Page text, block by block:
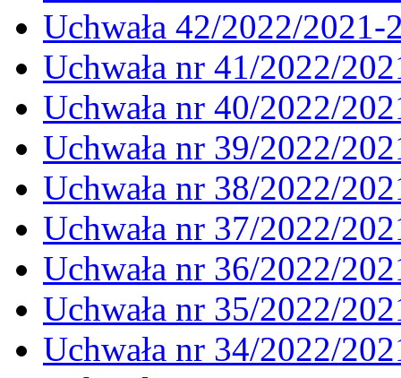
Uchwała 42/2022/2021-
Uchwała nr 41/2022/
Uchwała nr 40/2022/
Uchwała nr 39/2022/
Uchwała nr 38/2022/
Uchwała nr 37/2022/
Uchwała nr 36/2022/
Uchwała nr 35/2022/
Uchwała nr 34/2022/